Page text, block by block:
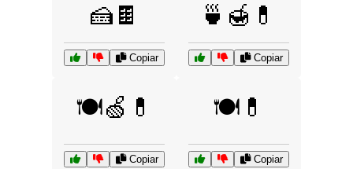
🍰🍫
Copiar
🍵🍯💊
Copiar
🍽️🍏💊
Copiar
🍽️💊
Copiar